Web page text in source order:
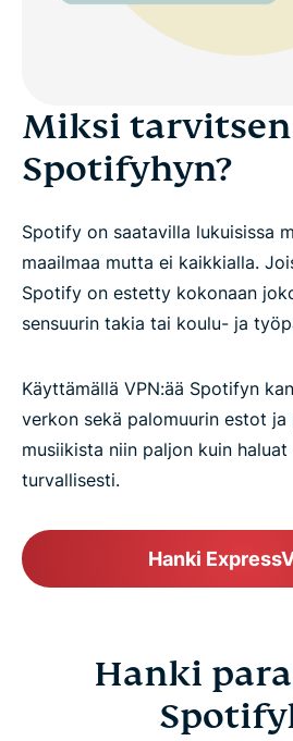
Miksi tarvitsen
Spotifyhyn?
Spotify on saatavilla lukuisissa
maailmaa mutta ei kaikkialla.
Spotify on estetty kokonaan
sensuurin takia tai koulu- ja
Käyttämällä VPN:ää Spotifyn
verkon sekä palomuurin estot ja
musiikista niin paljon kuin
turvallisesti.
Hanki
Hanki